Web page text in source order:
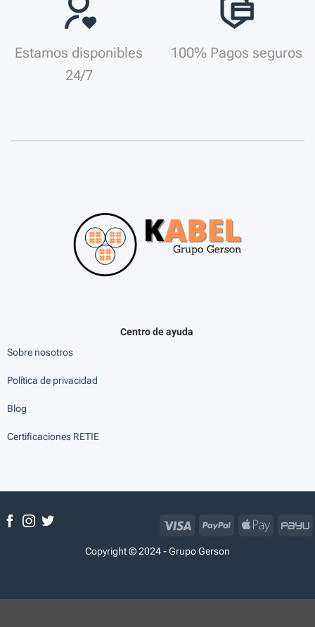
Estamos disponibles
24/7
100% Pagos seguros
Centro de ayuda
Sobre nosotros
Política de privacidad
Blog
Certificaciones RETIE
Copyright © 2024 - Grupo Gerson
Visa PayPal
Apple